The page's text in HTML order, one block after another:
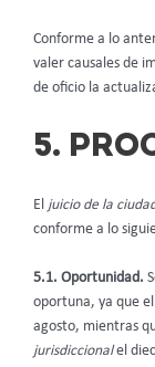
Conforme a lo
valer causales de
de oficio la
5.
El juicio de la
conforme a lo
5.1. Oportunidad.
oportuna, ya que el
agosto, mientras
jurisdiccionalel